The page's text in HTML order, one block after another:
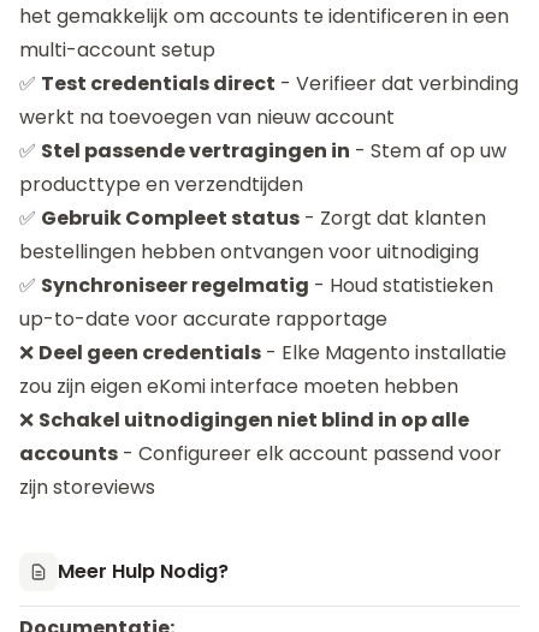
het gemakkelijk om accounts te identificeren in een
multi-account setup
✅ Test credentials direct - Verifieer dat verbinding
werkt na toevoegen van nieuw account
✅ Stel passende vertragingen in - Stem af op uw
producttype en verzendtijden
✅ Gebruik Compleet status - Zorgt dat klanten
bestellingen hebben ontvangen voor uitnodiging
✅ Synchroniseer regelmatig - Houd statistieken
up-to-date voor accurate rapportage
❌ Deel geen credentials - Elke Magento installatie
zou zijn eigen eKomi interface moeten hebben
❌ Schakel uitnodigingen niet blind in op alle
accounts - Configureer elk account passend voor
zijn storeviews
Meer Hulp Nodig?